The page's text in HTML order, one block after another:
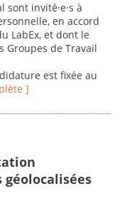
sont invité·e·s à
en accord
LabEx, et dont le
Groupes de Travail
est fixée au
]